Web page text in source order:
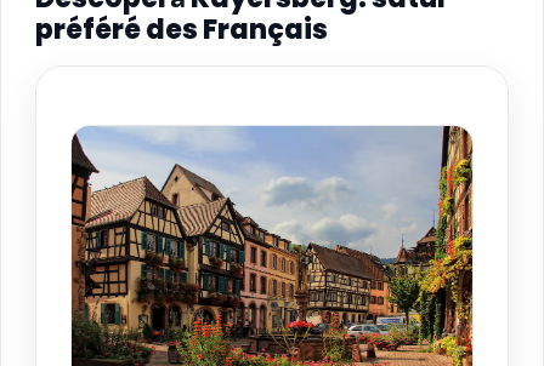
préféré des Français